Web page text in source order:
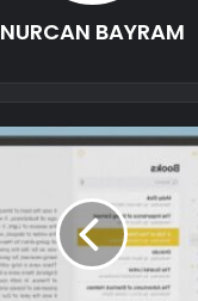
NURCAN BAYRAM